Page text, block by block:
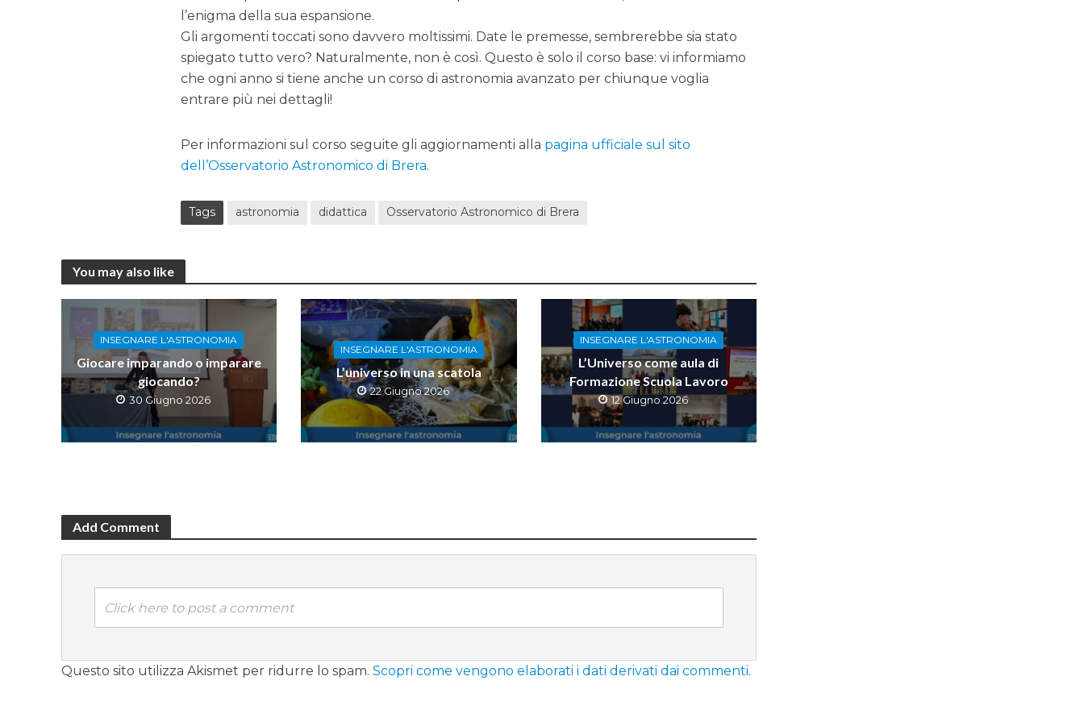
l’enigma della sua espansione.
Gli argomenti toccati sono davvero moltissimi. Date le premesse, sembrerebbe sia stato
spiegato tutto vero? Naturalmente, non è così. Questo è solo il corso base: vi informiamo
che ogni anno si tiene anche un corso di astronomia avanzato per chiunque voglia
entrare più nei dettagli!
Per informazioni sul corso seguite gli aggiornamenti alla pagina ufficiale sul sito
dell’Osservatorio Astronomico di Brera.
Tags astronomia didattica Osservatorio Astronomico di Brera
You may also like
INSEGNARE L'ASTRONOMIA
Giocare imparando o imparare
giocando?
30 Giugno 2026
INSEGNARE L'ASTRONOMIA
L’universo in una scatola
22 Giugno 2026
INSEGNARE L'ASTRONOMIA
L’Universo come aula di
Formazione Scuola Lavoro
12 Giugno 2026
Add Comment
Click here to post a comment
Questo sito utilizza Akismet per ridurre lo spam. Scopri come vengono elaborati i dati derivati dai commenti.